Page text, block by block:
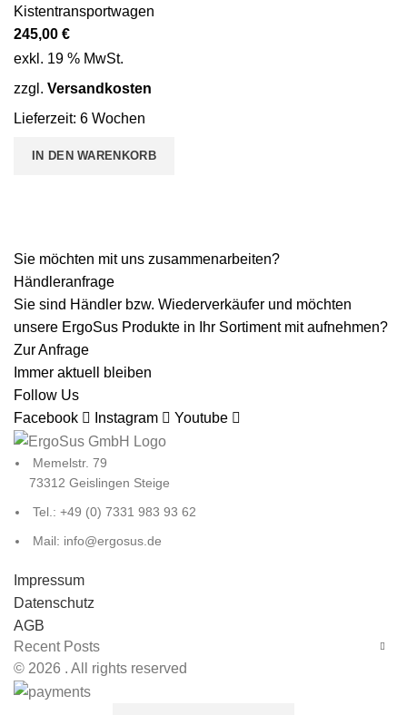
Kistentransportwagen
245,00 €
exkl. 19 % MwSt.
zzgl. Versandkosten
Lieferzeit: 6 Wochen
IN DEN WARENKORB
Sie möchten mit uns zusammenarbeiten?
Händleranfrage
Sie sind Händler bzw. Wiederverkäufer und möchten
unsere ErgoSus Produkte in Ihr Sortiment mit aufnehmen?
Zur Anfrage
Immer aktuell bleiben
Follow Us
Facebook
Instagram Youtube
Memelstr. 79
73312 Geislingen Steige
Tel.: +49 (0) 7331 983 93 62
Mail: info@ergosus.de
Impressum
Datenschutz
AGB
Recent Posts
© 2026 . All rights reserved